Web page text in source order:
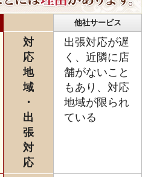
他社サービス
対
応
地
域
・
出
張
対
応
出張対応が遅
く、近隣に店
舗がないこと
もあり、対応
地域が限られ
ている